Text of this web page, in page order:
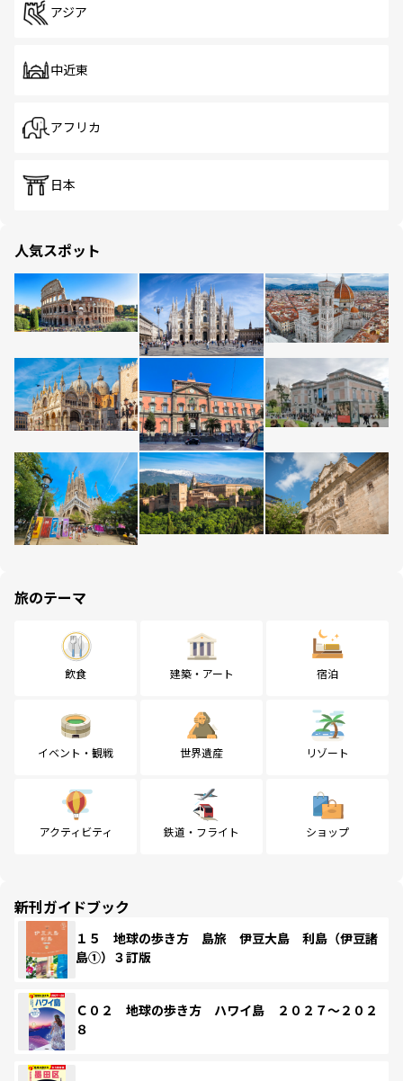
アジア
中近東
アフリカ
日本
人気スポット
旅のテーマ
飲食 建築・アート 宿泊
イベント・観戦 世界遺産 リゾート
アクティビティ 鉄道・フライト ショップ
新刊ガイドブック
１５ 地球の歩き方 島旅 伊豆大島 利島（伊豆諸
島①）３訂版
Ｃ０２ 地球の歩き方 ハワイ島 ２０２７～２０２
８